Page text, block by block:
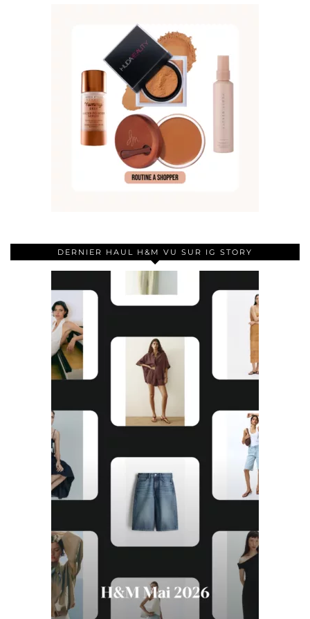
DERNIER HAUL H&M VU SUR IG STORY